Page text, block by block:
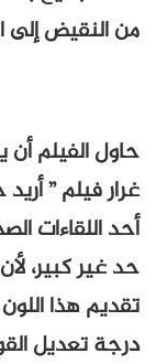
من النقيض إلى
حاول الفيلم أن
غرار فيلم ”
أحد اللقاءات
حد غير كبير،
تقديم هذا
درجة تعديل